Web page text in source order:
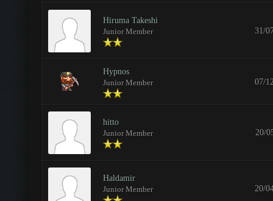
Hiruma Takeshi
Junior Member
31/
Hypnos
Junior Member
07/
hitto
Junior Member
20/
Haldamir
Junior Member
20/